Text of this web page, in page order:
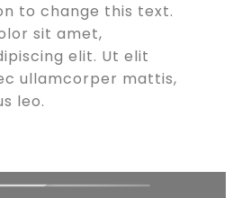
to change this text.
sit amet,
elit. Ut elit
ullamcorper mattis,
leo.